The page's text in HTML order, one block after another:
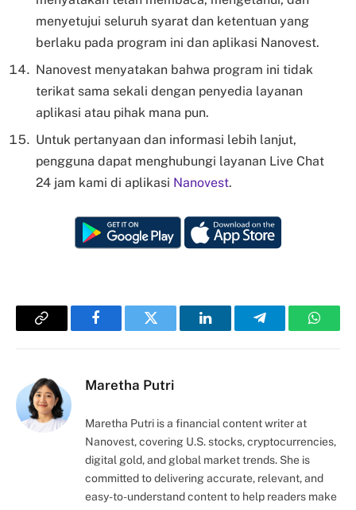
menyetujui seluruh syarat dan ketentuan yang
berlaku pada program ini dan aplikasi Nanovest.
Nanovest menyatakan bahwa program ini tidak
terikat sama sekali dengan penyedia layanan
aplikasi atau pihak mana pun.
Untuk pertanyaan dan informasi lebih lanjut,
pengguna dapat menghubungi layanan Live Chat
24 jam kami di aplikasi Nanovest.
Copy
FacebookTwitter LinkedInTelegram
Maretha Putri
Maretha Putri is a financial content writer at
Nanovest, covering U.S. stocks, cryptocurrencies,
digital gold, and global market trends. She is
committed to delivering accurate, relevant, and
easy-to-understand content to help readers make